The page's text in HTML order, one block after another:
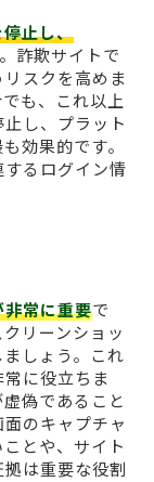
止し、
詐欺サイトで
スクを高めま
も、これ以上
し、プラット
効果的です。
るログイン情
常に重要で
リーンショッ
しょう。これ
に役立ちま
偽であること
のキャプチャ
とや、サイト
は重要な役割